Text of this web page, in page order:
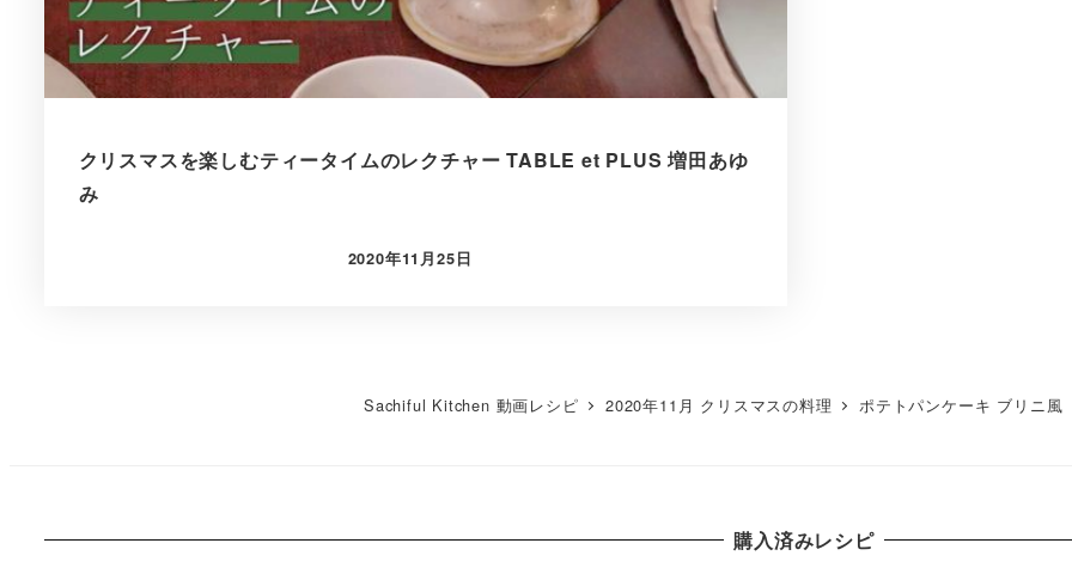
クリスマスを楽しむティータイムのレクチャー TABLE et PLUS 増田あゆ
み
2020年11月25日
Sachiful Kitchen 動画レシピ 2020年11月 クリスマスの料理 ポテトパンケーキ ブリニ風
購入済みレシピ